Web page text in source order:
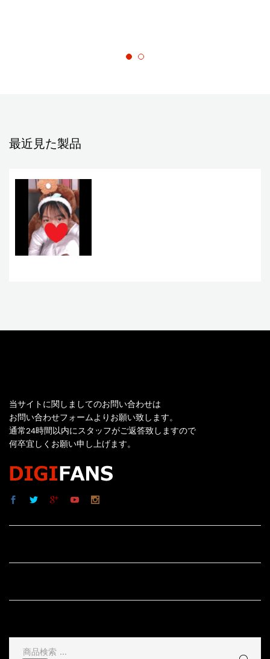
最近見た製品
当サイトに関しましてのお問い合わせは
お問い合わせフォームよりお願い致します。
通常24時間以内にスタッフがご返答致しますので
何卒宜しくお願い申し上げます。
検